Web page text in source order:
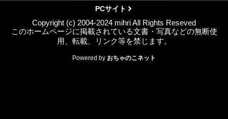
PCサイト
Copyright (c) 2004-2024 mihri All Rights Reseved
このホームページに掲載されている文書・写真などの無断使
用、転載、リンク等を禁じます。
Powered by おちゃのこネット